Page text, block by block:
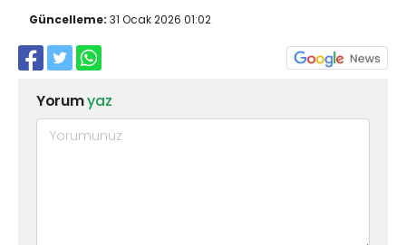
Güncelleme: 31 Ocak 2026 01:02
Yorumyaz